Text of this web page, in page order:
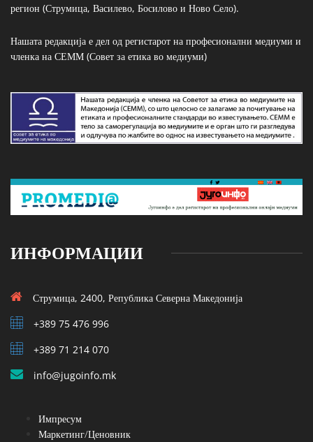
регион (Струмица, Василево, Босилово и Ново Село).
Нашата редакција е дел од регистарот на професионални медиуми и
членка на СЕММ (Совет за етика во медиуми)
ИНФОРМАЦИИ
Струмица, 2400, Република Северна Македонија
+389 75 476 996
+389 71 214 070
info@jugoinfo.mk
Импресум
Маркетинг/Ценовник